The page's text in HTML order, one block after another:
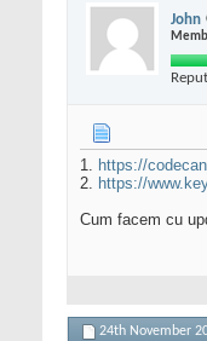
John
1. https://
2. https://
Cum facem cu
24th November